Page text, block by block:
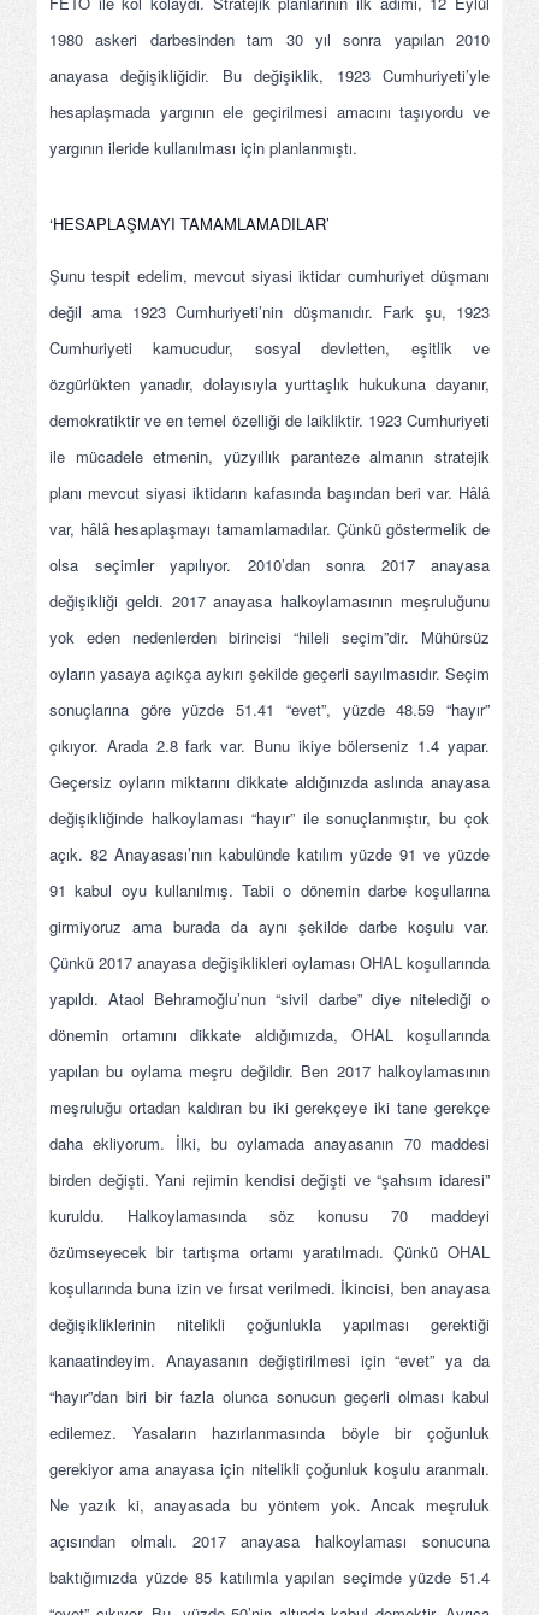
1980 askeri darbesinden tam 30 yıl sonra yapılan 2010
anayasa değişikliğidir. Bu değişiklik, 1923 Cumhuriyeti’yle
hesaplaşmada yargının ele geçirilmesi amacını taşıyordu ve
yargının ileride kullanılması için planlanmıştı.
‘HESAPLAŞMAYI TAMAMLAMADILAR’
Şunu tespit edelim, mevcut siyasi iktidar cumhuriyet düşmanı
değil ama 1923 Cumhuriyeti’nin düşmanıdır. Fark şu, 1923
Cumhuriyeti kamucudur, sosyal devletten, eşitlik ve
özgürlükten yanadır, dolayısıyla yurttaşlık hukukuna dayanır,
demokratiktir ve en temel özelliği de laikliktir. 1923 Cumhuriyeti
ile mücadele etmenin, yüzyıllık paranteze almanın stratejik
planı mevcut siyasi iktidarın kafasında başından beri var. Hâlâ
var, hâlâ hesaplaşmayı tamamlamadılar. Çünkü göstermelik de
olsa seçimler yapılıyor. 2010’dan sonra 2017 anayasa
değişikliği geldi. 2017 anayasa halkoylamasının meşruluğunu
yok eden nedenlerden birincisi “hileli seçim”dir. Mühürsüz
oyların yasaya açıkça aykırı şekilde geçerli sayılmasıdır. Seçim
sonuçlarına göre yüzde 51.41 “evet”, yüzde 48.59 “hayır”
çıkıyor. Arada 2.8 fark var. Bunu ikiye bölerseniz 1.4 yapar.
Geçersiz oyların miktarını dikkate aldığınızda aslında anayasa
değişikliğinde halkoylaması “hayır” ile sonuçlanmıştır, bu çok
açık. 82 Anayasası’nın kabulünde katılım yüzde 91 ve yüzde
91 kabul oyu kullanılmış. Tabii o dönemin darbe koşullarına
girmiyoruz ama burada da aynı şekilde darbe koşulu var.
Çünkü 2017 anayasa değişiklikleri oylaması OHAL koşullarında
yapıldı. Ataol Behramoğlu’nun “sivil darbe” diye nitelediği o
dönemin ortamını dikkate aldığımızda, OHAL koşullarında
yapılan bu oylama meşru değildir. Ben 2017 halkoylamasının
meşruluğu ortadan kaldıran bu iki gerekçeye iki tane gerekçe
daha ekliyorum. İlki, bu oylamada anayasanın 70 maddesi
birden değişti. Yani rejimin kendisi değişti ve “şahsım idaresi”
kuruldu. Halkoylamasında söz konusu 70 maddeyi
özümseyecek bir tartışma ortamı yaratılmadı. Çünkü OHAL
koşullarında buna izin ve fırsat verilmedi. İkincisi, ben anayasa
değişikliklerinin nitelikli çoğunlukla yapılması gerektiği
kanaatindeyim. Anayasanın değiştirilmesi için “evet” ya da
“hayır”dan biri bir fazla olunca sonucun geçerli olması kabul
edilemez. Yasaların hazırlanmasında böyle bir çoğunluk
gerekiyor ama anayasa için nitelikli çoğunluk koşulu aranmalı.
Ne yazık ki, anayasada bu yöntem yok. Ancak meşruluk
açısından olmalı. 2017 anayasa halkoylaması sonucuna
baktığımızda yüzde 85 katılımla yapılan seçimde yüzde 51.4